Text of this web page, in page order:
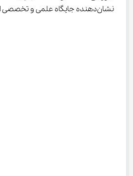
نشان‌دهنده جایگاه علمی و تخصصی ایشان است.